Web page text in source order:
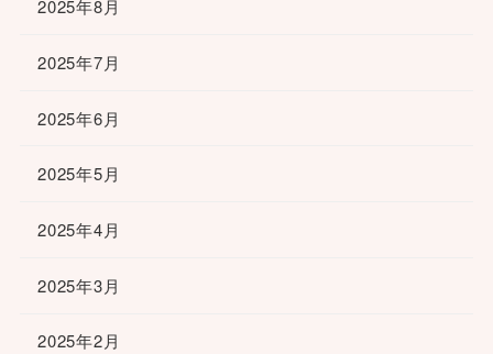
2025年8月
2025年7月
2025年6月
2025年5月
2025年4月
2025年3月
2025年2月